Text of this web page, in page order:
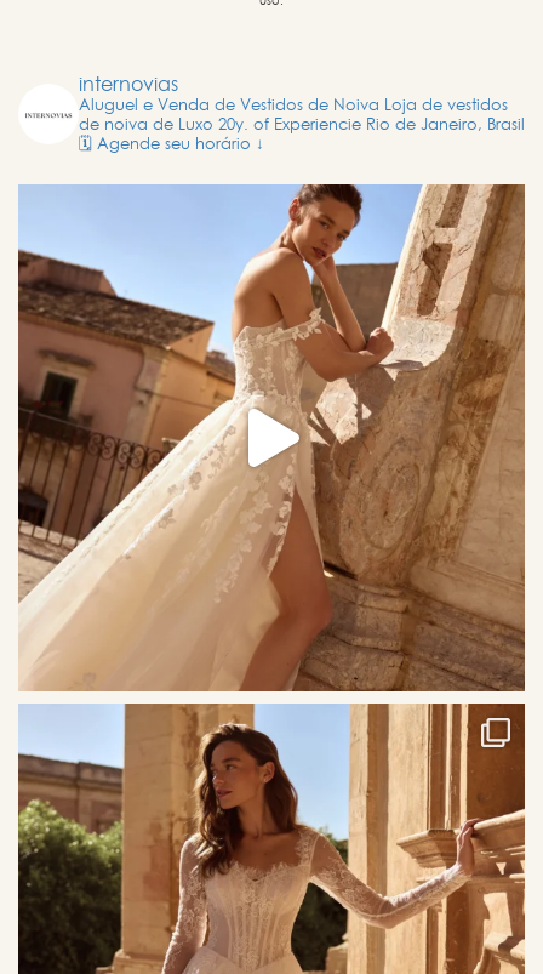
internovias
Aluguel e Venda de Vestidos de Noiva Loja de vestidos
de noiva de Luxo 20y. of Experiencie Rio de Janeiro, Brasil
🗓️ Agende seu horário ↓